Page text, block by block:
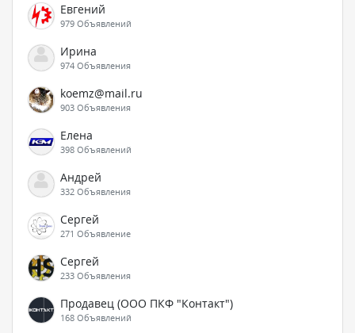
Евгений
979 Объявлений
Ирина
974 Объявления
koemz@mail.ru
903 Объявления
Елена
398 Объявлений
Андрей
332 Объявления
Сергей
271 Объявление
Сергей
233 Объявления
Продавец (ООО ПКФ "Контакт")
168 Объявлений